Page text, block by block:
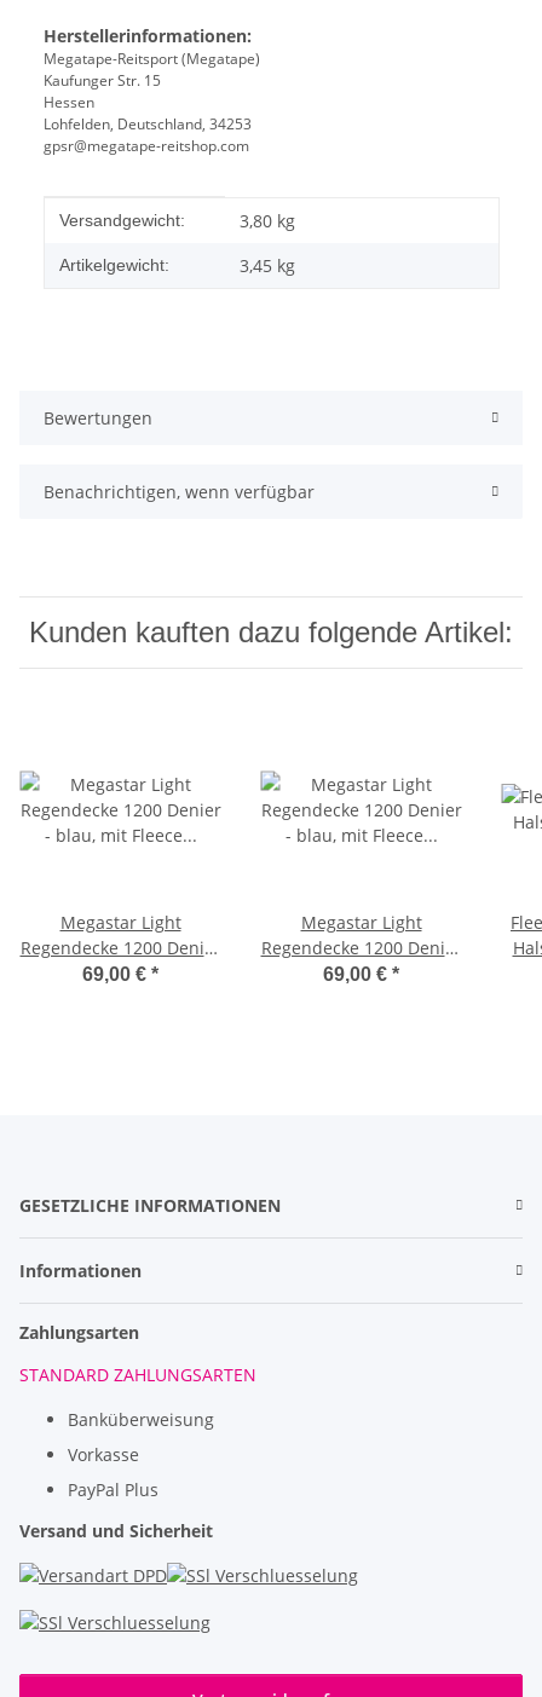
Herstellerinformationen:
Megatape-Reitsport (Megatape)
Kaufunger Str. 15
Hessen
Lohfelden, Deutschland, 34253
gpsr@megatape-reitshop.com
Produkteigenschaft
Wert
Versandgewicht: 3,80 kg
Artikelgewicht: 3,45 kg
Bewertungen
Benachrichtigen, wenn verfügbar
Kunden kauften dazu folgende Artikel:
Megastar Light
Regendecke 1200 Denier
- blau, mit Fleece 125 cm
69,00 € *
Megastar Light
Regendecke 1200 Denier
- blau, mit Fleece 155 cm
69,00 € *
GESETZLICHE INFORMATIONEN
Informationen
Zahlungsarten
STANDARD ZAHLUNGSARTEN
Banküberweisung
Vorkasse
PayPal Plus
Versand und Sicherheit